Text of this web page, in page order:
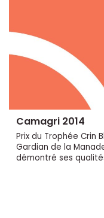
Camagri 2014
Prix du Trophée Crin
Gardian de la
démontré ses